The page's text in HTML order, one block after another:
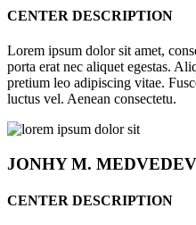
CENTER DESCRIPTION
Lorem ipsum dolor sit amet,
porta erat nec aliquet egestas.
pretium leo adipiscing vitae.
luctus vel. Aenean consectetu.
JONHYM. MEDVEDEV
CENTER DESCRIPTION